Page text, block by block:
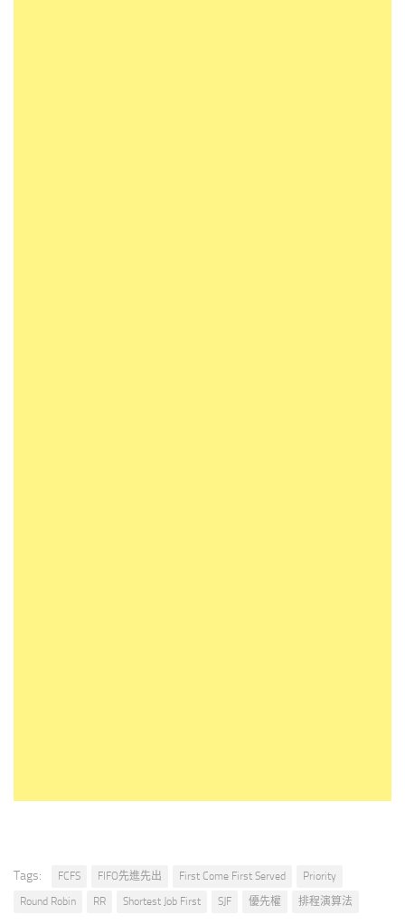
Tags: FCFS FIFO先進先出 First Come First Served
Priority
Round Robin
RR Shortest Job First SJF 優先權 排程演算法